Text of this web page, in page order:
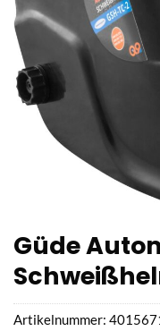
Güde
Artikelnummer: